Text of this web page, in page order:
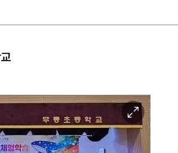
이
미
지